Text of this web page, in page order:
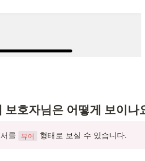
보호자님은 어떻게 보이나
를 뷰어 형태로 보실 수 있습니다.